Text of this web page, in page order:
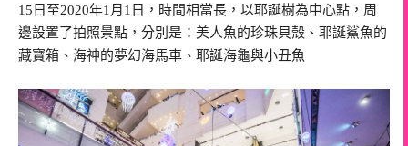
15日至2020年1月1日，時間相當長，以耶誕樹為中心點，周
邊設置了拍照景點，分別是：美人魚的珍珠貝殼、耶誕鯊魚的
藏寶箱、海神的夢幻海馬車、耶誕海龜與小丑魚